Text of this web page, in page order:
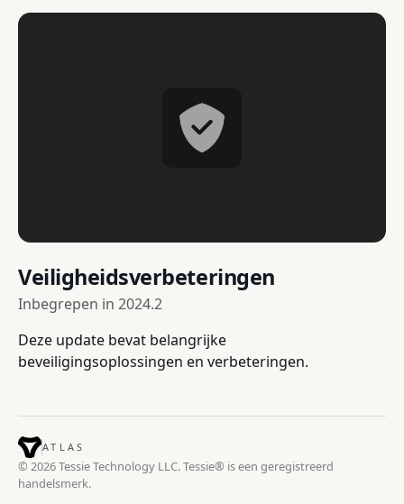
Veiligheidsverbeteringen
Inbegrepen in 2024.2
Deze update bevat belangrijke
beveiligingsoplossingen en verbeteringen.
ATLAS
© 2026 Tessie Technology LLC. Tessie® is een geregistreerd
handelsmerk.